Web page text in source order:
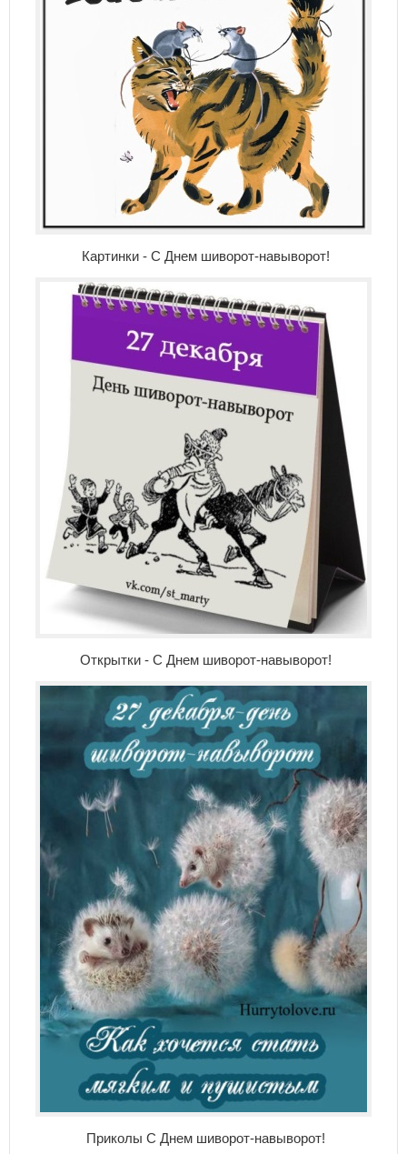
Картинки - С Днем шиворот-навыворот!
Открытки - С Днем шиворот-навыворот!
Приколы С Днем шиворот-навыворот!